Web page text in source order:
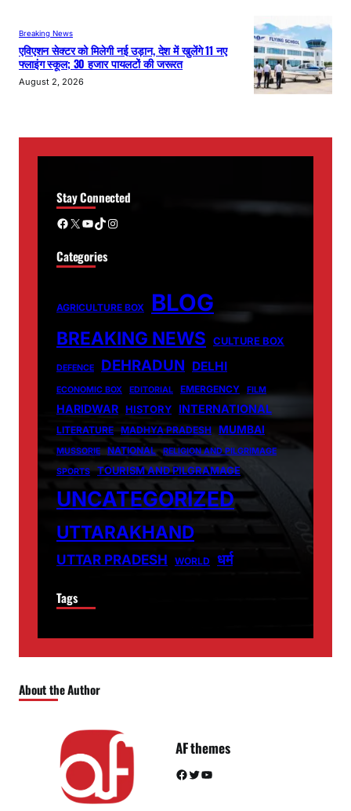
Breaking News
एविएशन सेक्टर को मिलेगी नई उड़ान, देश में खुलेंगे 11 नए
फ्लाइंग स्कूल; 30 हजार पायलटों की जरूरत
August 2, 2026
Stay Connected
Facebook X YouTube TikTok Instagram
Categories
AGRICULTURE BOX BLOG
BREAKING NEWS CULTURE BOX
DEFENCE DEHRADUN DELHI
ECONOMIC BOX EDITORIAL EMERGENCY FILM
HARIDWAR HISTORY INTERNATIONAL
LITERATURE MADHYA PRADESH MUMBAI
MUSSORIE NATIONAL
RELIGION AND PILGRIMAGE
SPORTS
TOURISM AND PILGRAMAGE
UNCATEGORIZED
UTTARAKHAND
UTTAR PRADESH WORLD धर्म
Tags
About the Author
AF themes
Facebook Twitter YouTube